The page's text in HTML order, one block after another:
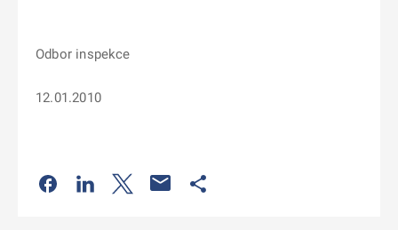
Odbor inspekce
12.01.2010
Odkaz se otevře na nové kartě
Odkaz se otevře na nové kartě
Odkaz se otevře na nové kartě